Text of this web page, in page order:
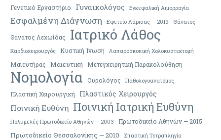
Γενετικό Εργαστήριο
Γυναικολόγος Εγκεφαλική Αιμορραγία
Εσφαλμένη Διάγνωση Εφετείο Λάρισας — 2019 Θάνατος
Θάνατος Λεχωίδας Ιατρικό Λάθος
Καρδιοχειρουργός Κυστική Ίνωση Λαπαροσκοπική Χολοκυστεκτομή
Μαιευτήρας Μαιευτική Μετεγχειρητική Παρακολούθηση
Νομολογία Ουρολόγος Παθολογοανατόμος
Πλαστική Χειρουργική Πλαστικός Χειρουργός
Ποινική Ευθύνη Ποινική Ιατρική Ευθύνη
Πολυμελές Πρωτοδικείο Αθηνών — 2003 Πρωτοδικείο Αθηνών — 2015
Πρωτοδικείο Θεσσαλονίκης — 2010
Σπαστική Τετραπληγία